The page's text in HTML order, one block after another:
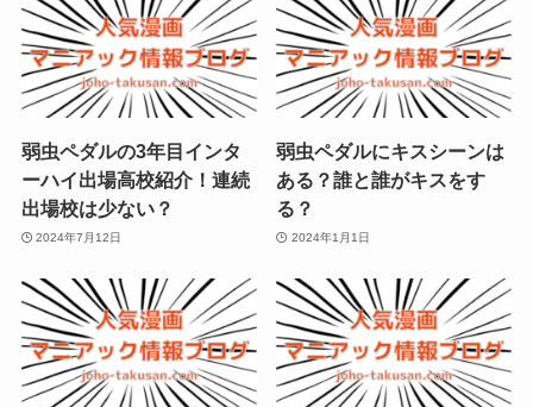
弱虫ペダルの3年目インタ
ーハイ出場高校紹介！連続
出場校は少ない？
2024年7月12日
弱虫ペダルにキスシーンは
ある？誰と誰がキスをす
る？
2024年1月1日